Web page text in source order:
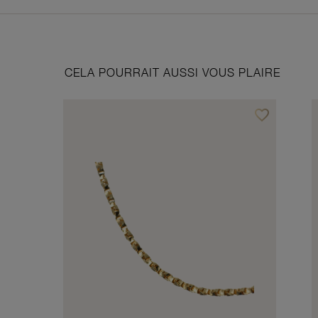
CELA POURRAIT AUSSI VOUS PLAIRE
favorite_borderAjouter à vos